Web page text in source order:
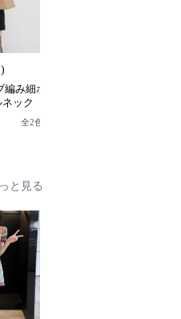
み細ボ
ック
全2色
と見る